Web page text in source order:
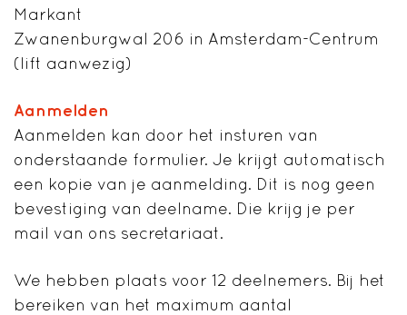
Markant
Zwanenburgwal 206 in Amsterdam-Centrum
(lift aanwezig)
Aanmelden
Aanmelden kan door het insturen van
onderstaande formulier. Je krijgt automatisch
een kopie van je aanmelding. Dit is nog geen
bevestiging van deelname. Die krijg je per
mail van ons secretariaat.
We hebben plaats voor 12 deelnemers. Bij het
bereiken van het maximum aantal